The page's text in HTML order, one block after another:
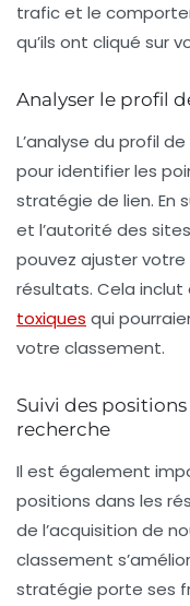
trafic et le
qu’ils ont cliqué sur
Analyser le profil
L’analyse du profil
pour identifier les
stratégie de lien. En
et l’autorité des
pouvez ajuster
résultats. Cela inclut
toxiques qui
votre classement.
Suivi des
recherche
Il est également
positions dans les
de l’acquisition de
classement
stratégie porte ses